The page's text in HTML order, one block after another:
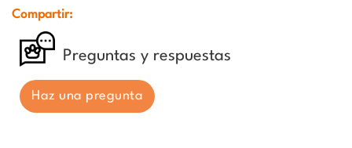
Compartir:
Preguntas y respuestas
Haz una pregunta